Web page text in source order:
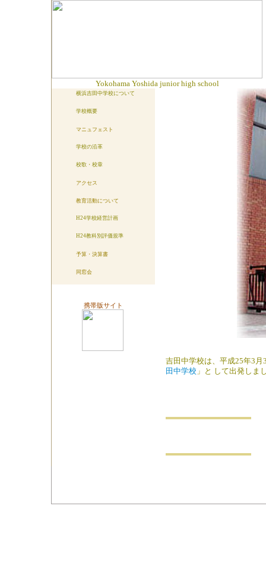
Yokohama Yoshida junior high school
横浜吉田中学校について
学校概要
マニュフェスト
学校の沿革
校歌・校章
アクセス
教育活動について
H24学校経営計画
H24教科別評価規準
予算・決算書
同窓会
携帯版サイト
吉田中学校は、平成25年3
田中学校 」と して出発しま